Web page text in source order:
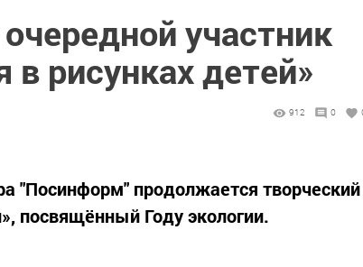
участник
в рисунках детей»
912 0
"Посинформ" продолжается творческий
посвящённый Году экологии.